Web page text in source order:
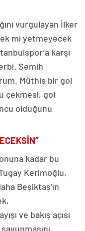
vurgulayan İlker
mi yetmeyecek
karşı
Semih
Müthiş bir gol
çekmesi, gol
olduğunu
kadar bu
Kerimoğlu,
Beşiktaş’ın
ve bakış açısı